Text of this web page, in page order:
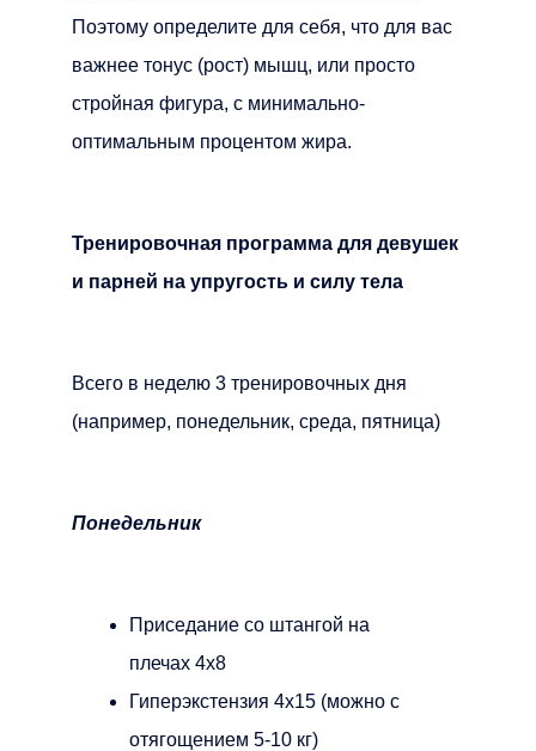
Поэтому определите для себя, что для вас
важнее тонус (рост) мышц, или просто
стройная фигура, с минимально-
оптимальным процентом жира.
Тренировочная программа для девушек
и парней на упругость и силу тела
Всего в неделю 3 тренировочных дня
(например, понедельник, среда, пятница)
Понедельник
Приседание со штангой на
плечах 4х8
Гиперэкстензия 4х15 (можно с
отягощением 5-10 кг)